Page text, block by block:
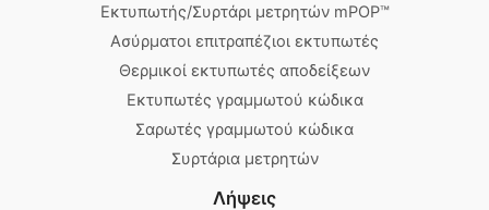
Εκτυπωτής/Συρτάρι μετρητών mPOP™
Ασύρματοι επιτραπέζιοι εκτυπωτές
Θερμικοί εκτυπωτές αποδείξεων
Εκτυπωτές γραμμωτού κώδικα
Σαρωτές γραμμωτού κώδικα
Συρτάρια μετρητών
Λήψεις